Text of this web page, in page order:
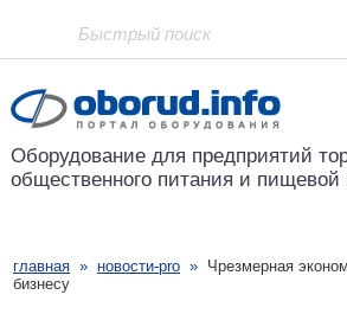
Проект основан в 2001 году
Оборудование для предприятий
общественного питания и пищевой
главная » новости-pro » Чрезмерная
бизнесу